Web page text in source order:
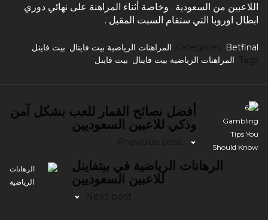
اللاعبين من السعودية . وخاصة أثناء المراهنة على نهائي دوري
ابطال اوروبا التي ستقام السبت المقبل .
Betfinal المراهنات الرياضية بيت فاينال بيت فاينل
المراهنات الرياضية بيت فاينال بيت فاينل
أفضل نصائح القمار للعب بشكل آمن
وذكي للاعبين السعوديين
الرهانات الرياضية في بيتفاينل
للاعبين السعوديين